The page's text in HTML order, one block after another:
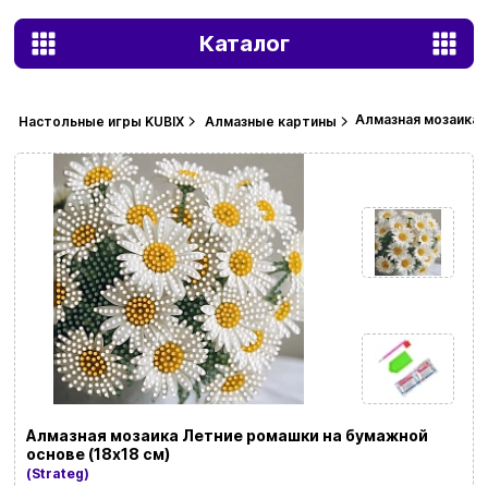
Каталог
Настольные игры KUBIX Алмазные картины Алмазная мозаика
Алмазная мозаика Летние ромашки на бумажной
основе (18х18 см)
(Strateg)